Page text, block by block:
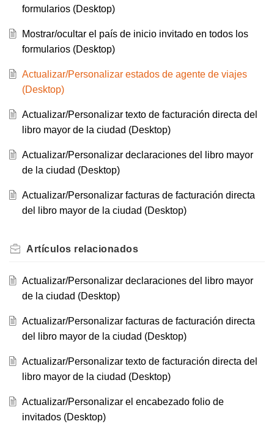
formularios (Desktop)
Mostrar/ocultar el país de inicio invitado en todos los
formularios (Desktop)
Actualizar/Personalizar estados de agente de viajes
(Desktop)
Actualizar/Personalizar texto de facturación directa del
libro mayor de la ciudad (Desktop)
Actualizar/Personalizar declaraciones del libro mayor
de la ciudad (Desktop)
Actualizar/Personalizar facturas de facturación directa
del libro mayor de la ciudad (Desktop)
Artículos relacionados
Actualizar/Personalizar declaraciones del libro mayor
de la ciudad (Desktop)
Actualizar/Personalizar facturas de facturación directa
del libro mayor de la ciudad (Desktop)
Actualizar/Personalizar texto de facturación directa del
libro mayor de la ciudad (Desktop)
Actualizar/Personalizar el encabezado folio de
invitados (Desktop)